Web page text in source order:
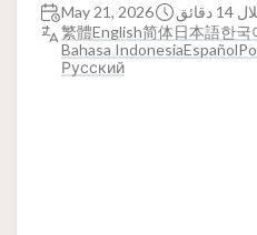
May 21, 2026
繁體English简体日本語한국
Bahasa IndonesiaEspañol
Русский